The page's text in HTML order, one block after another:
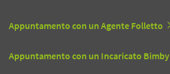
Appuntamento con un Agente Folletto
Appuntamento con un Incaricato Bimby